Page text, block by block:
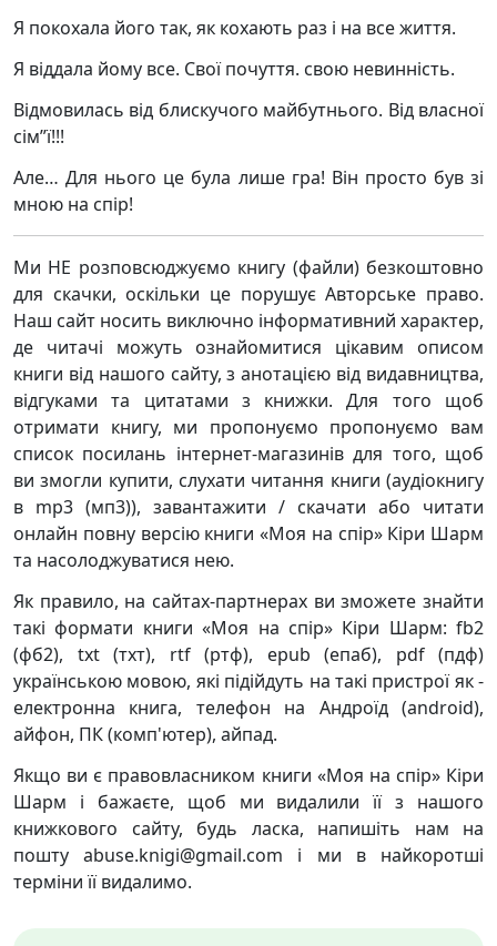
Я покохала його так, як кохають раз і на все життя.
Я віддала йому все. Свої почуття. свою невинність.
Відмовилась від блискучого майбутнього. Від власної
сім”ї!!!
Але… Для нього це була лише гра! Він просто був зі
мною на спір!
Ми НЕ розповсюджуємо книгу (файли) безкоштовно
для скачки, оскільки це порушує Авторське право.
Наш сайт носить виключно інформативний характер,
де читачі можуть ознайомитися цікавим описом
книги від нашого сайту, з анотацією від видавництва,
відгуками та цитатами з книжки. Для того щоб
отримати книгу, ми пропонуємо пропонуємо вам
список посилань інтернет-магазинів для того, щоб
ви змогли купити, слухати читання книги (аудіокнигу
в mp3 (мп3)), завантажити / скачати або читати
онлайн повну версію книги «Моя на спір» Кіри Шарм
та насолоджуватися нею.
Як правило, на сайтах-партнерах ви зможете знайти
такі формати книги «Моя на спір» Кіри Шарм: fb2
(фб2), txt (тхт), rtf (ртф), epub (епаб), pdf (пдф)
українською мовою, які підійдуть на такі пристрої як -
електронна книга, телефон на Андроїд (android),
айфон, ПК (комп'ютер), айпад.
Якщо ви є правовласником книги «Моя на спір» Кіри
Шарм і бажаєте, щоб ми видалили її з нашого
книжкового сайту, будь ласка, напишіть нам на
пошту abuse.knigi@gmail.com і ми в найкоротші
терміни її видалимо.